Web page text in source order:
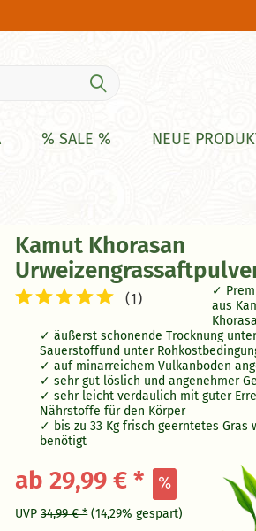
% SALE % NEUE
Kamut Khorasan
(1)
aus
äußerst schonende Trocknung
Sauerstoffund unter
auf minarreichem Vulkanboden
sehr gut löslich und angenehmer
sehr leicht verdaulich mit guter
Nährstoffe für den Körper
bis zu 33 Kg frisch geerntetes Gras
benötigt
ab 29,99 € *
UVP34,99 € * (14,29% gespart)